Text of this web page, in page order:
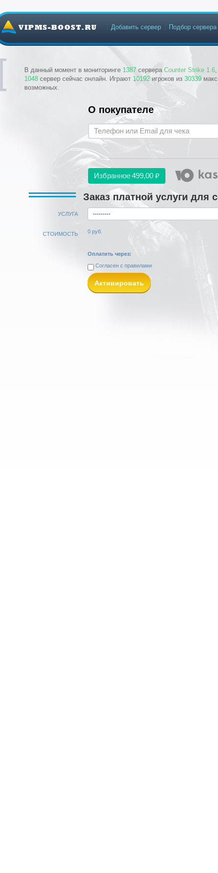
В данный момент в мониторинге 1387 сервера Counter Strike 1.6
1048 сервер сейчас онлайн. Играют 10192 игроков из 30339
возможных.
Добавить сервер Подбор сервера
О покупателе
Избранное499,00 ₽
Заказ платной услуги для
УСЛУГА
СТОИМОСТЬ 0 руб.
Оплатить через:
Согласен с правилами
Активировать